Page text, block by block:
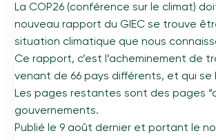
La COP26 (conférence sur le climat)
nouveau rapport du GIEC se trouve
situation climatique que nous
Ce rapport, c’est l’acheminement de
venant de 66 pays différents, et qui
Les pages restantes sont des pages
gouvernements.
Publié le 9 août dernier et portant le